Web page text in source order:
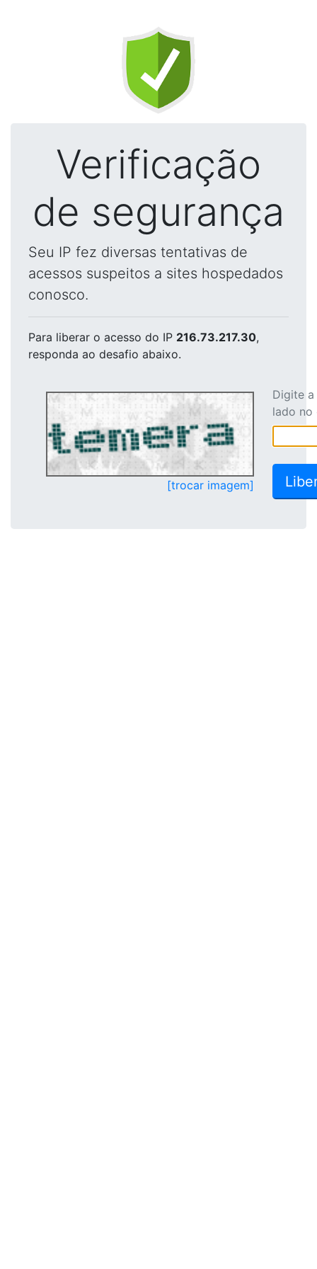
Verificação
de segurança
Seu IP fez diversas tentativas de
acessos suspeitos a sites hospedados
conosco.
Para liberar o acesso do IP 216.73.217.30,
responda ao desafio abaixo.
[trocar imagem]
Digite
lado no